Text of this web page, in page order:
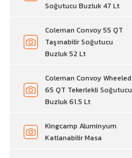
Soğutucu Buzluk 47 Lt
Coleman Convoy 55 QT
Taşınabilir Soğutucu
Buzluk 52 Lt
Coleman Convoy Wheeled
65 QT Tekerlekli Soğutucu
Buzluk 61.5 Lt
Kingcamp Aluminyum
Katlanabilir Masa